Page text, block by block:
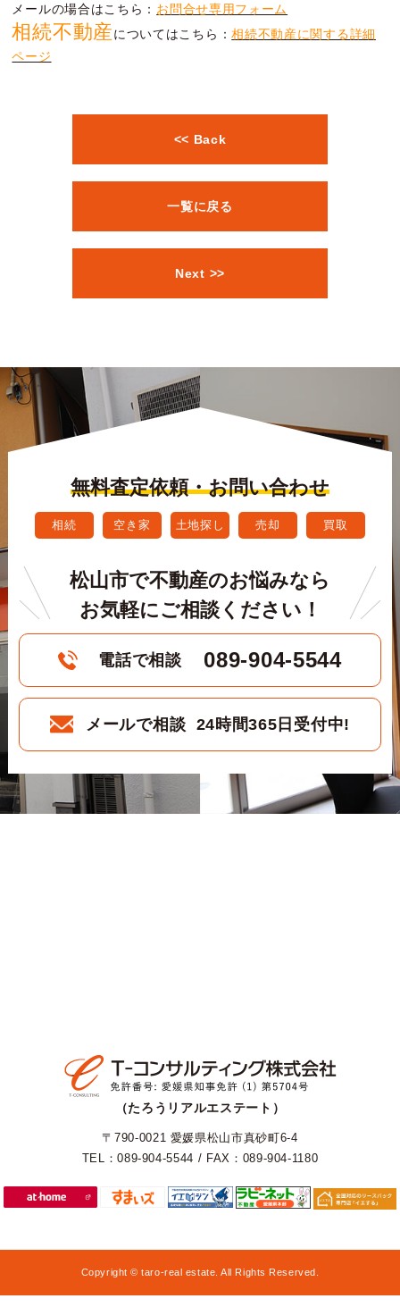
メールの場合はこちら： お問合せ専用フォーム
相続不動産についてはこちら：相続不動産に関する詳細
ページ
<< Back
一覧に戻る
Next >>
無料査定依頼・お問い合わせ
相続 空き家 土地探し 売却 買取
松山市で不動産のお悩みなら
お気軽にご相談ください！
電話で相談 089-904-5544
メールで相談 24時間365日受付中!
（たろうリアルエステート）
〒790-0021 愛媛県松山市真砂町6-4
TEL：089-904-5544 / FAX：089-904-1180
Copyright © taro-real estate. All Rights Reserved.